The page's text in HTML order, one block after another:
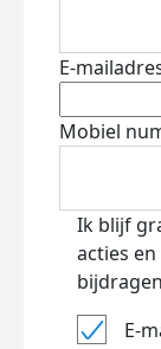
E-
Mobiel
Ik blijf
acties
E-